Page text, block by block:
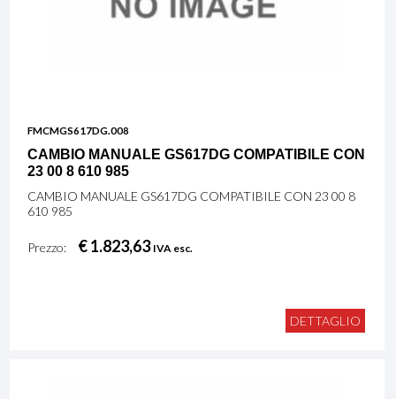
FMCMGS617DG.008
CAMBIO MANUALE GS617DG COMPATIBILE CON
23 00 8 610 985
CAMBIO MANUALE GS617DG COMPATIBILE CON 23 00 8
610 985
Prezzo: € 1.823,63 IVA esc.
DETTAGLIO